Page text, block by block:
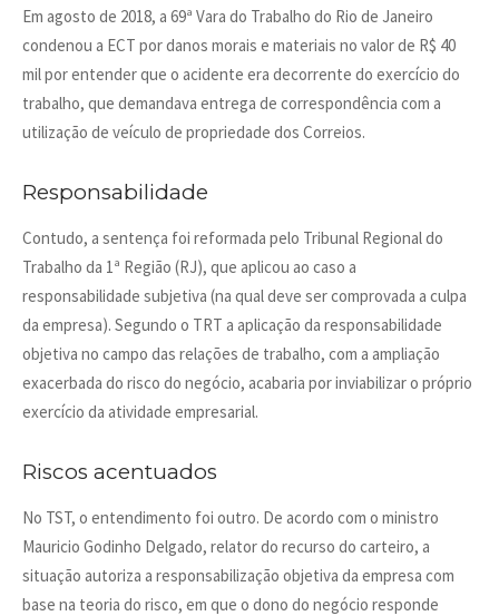
Em agosto de 2018, a 69ª Vara do Trabalho do Rio de Janeiro
condenou a ECT por danos morais e materiais no valor de R$ 40
mil por entender que o acidente era decorrente do exercício do
trabalho, que demandava entrega de correspondência com a
utilização de veículo de propriedade dos Correios.
Responsabilidade
Contudo, a sentença foi reformada pelo Tribunal Regional do
Trabalho da 1ª Região (RJ), que aplicou ao caso a
responsabilidade subjetiva (na qual deve ser comprovada a culpa
da empresa). Segundo o TRT a aplicação da responsabilidade
objetiva no campo das relações de trabalho, com a ampliação
exacerbada do risco do negócio, acabaria por inviabilizar o próprio
exercício da atividade empresarial.
Riscos acentuados
No TST, o entendimento foi outro. De acordo com o ministro
Mauricio Godinho Delgado, relator do recurso do carteiro, a
situação autoriza a responsabilização objetiva da empresa com
base na teoria do risco, em que o dono do negócio responde